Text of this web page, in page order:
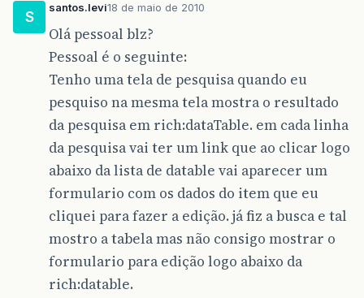
S
santos.levi18 de maio de 2010
Olá pessoal blz?
Pessoal é o seguinte:
Tenho uma tela de pesquisa quando eu
pesquiso na mesma tela mostra o resultado
da pesquisa em rich:dataTable. em cada linha
da pesquisa vai ter um link que ao clicar logo
abaixo da lista de datable vai aparecer um
formulario com os dados do item que eu
cliquei para fazer a edição. já fiz a busca e tal
mostro a tabela mas não consigo mostrar o
formulario para edição logo abaixo da
rich:datable.